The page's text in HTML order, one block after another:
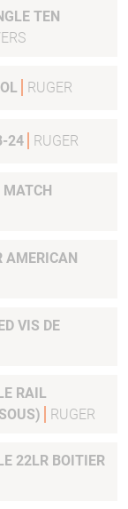
TEN
RUGER
24 RUGER
MATCH
AMERICAN
VIS DE
RAIL
RUGER
22LR BOITIER